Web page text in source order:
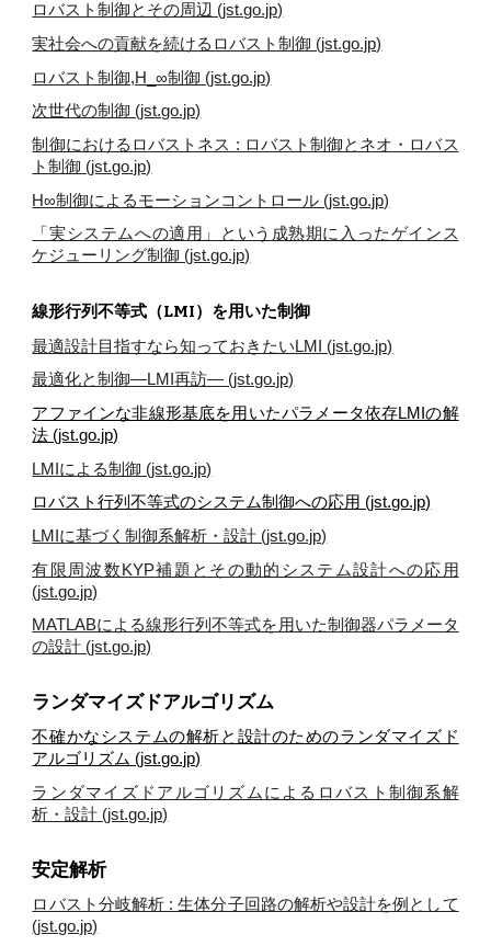
ロバスト制御とその周辺 (jst.go.jp)
実社会への貢献を続けるロバスト制御 (jst.go.jp)
ロバスト制御,H_∞制御 (jst.go.jp)
次世代の制御 (jst.go.jp)
制御におけるロバストネス : ロバスト制御とネオ・ロバス
ト制御 (jst.go.jp)
H∞制御によるモーションコントロール (jst.go.jp)
「実システムへの適用」という成熟期に入ったゲインス
ケジューリング制御 (jst.go.jp)
線形行列不等式（LMI）を用いた制御
最適設計目指すなら知っておきたいLMI (jst.go.jp)
最適化と制御―LMI再訪― (jst.go.jp)
アファインな非線形基底を用いたパラメータ依存LMIの解
法 (jst.go.jp)
LMIによる制御 (jst.go.jp)
ロバスト行列不等式のシステム制御への応用 (jst.go.jp)
LMIに基づく制御系解析・設計 (jst.go.jp)
有限周波数KYP補題とその動的システム設計への応用
(jst.go.jp)
MATLABによる線形行列不等式を用いた制御器パラメータ
の設計 (jst.go.jp)
ランダマイズドアルゴリズム
不確かなシステムの解析と設計のためのランダマイズド
アルゴリズム (jst.go.jp)
ランダマイズドアルゴリズムによるロバスト制御系解
析・設計 (jst.go.jp)
安定解析
ロバスト分岐解析 : 生体分子回路の解析や設計を例として
(jst.go.jp)